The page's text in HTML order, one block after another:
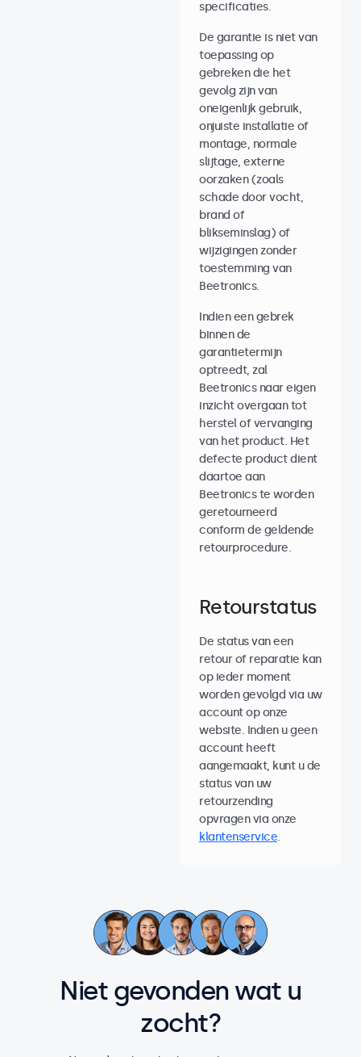
specificaties.
De garantie is niet van
toepassing op
gebreken die het
gevolg zijn van
oneigenlijk gebruik,
onjuiste installatie of
montage, normale
slijtage, externe
oorzaken (zoals
schade door vocht,
brand of
blikseminslag) of
wijzigingen zonder
toestemming van
Beetronics.
Indien een gebrek
binnen de
garantietermijn
optreedt, zal
Beetronics naar eigen
inzicht overgaan tot
herstel of vervanging
van het product. Het
defecte product dient
daartoe aan
Beetronics te worden
geretourneerd
conform de geldende
retourprocedure.
Retourstatus
De status van een
retour of reparatie kan
op ieder moment
worden gevolgd via uw
account op onze
website. Indien u geen
account heeft
aangemaakt, kunt u de
status van uw
retourzending
opvragen via onze
klantenservice.
Niet gevonden wat u
zocht?